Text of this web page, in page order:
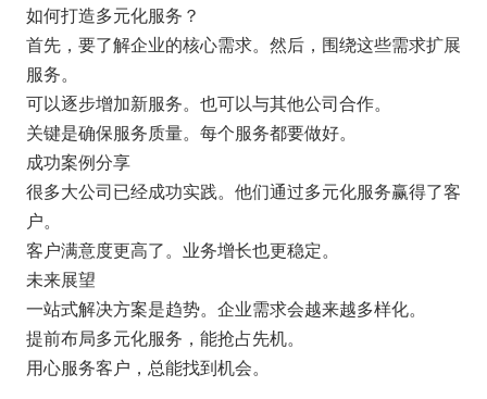
如何打造多元化服务？
首先，要了解企业的核心需求。然后，围绕这些需求扩展
服务。
可以逐步增加新服务。也可以与其他公司合作。
关键是确保服务质量。每个服务都要做好。
成功案例分享
很多大公司已经成功实践。他们通过多元化服务赢得了客
户。
客户满意度更高了。业务增长也更稳定。
未来展望
一站式解决方案是趋势。企业需求会越来越多样化。
提前布局多元化服务，能抢占先机。
用心服务客户，总能找到机会。